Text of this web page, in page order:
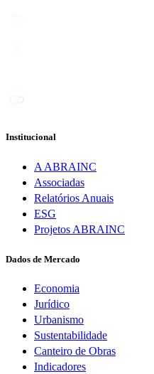
Institucional
A ABRAINC
Associadas
Relatórios Anuais
ESG
Projetos ABRAINC
Dados de Mercado
Economia
Jurídico
Urbanismo
Sustentabilidade
Canteiro de Obras
Indicadores